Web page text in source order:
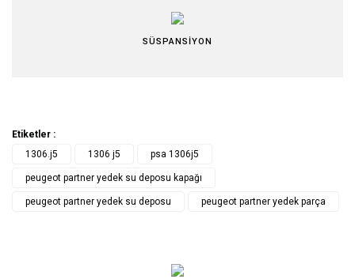
SÜSPANSİYON
Etiketler :
1306.j5
1306 j5 psa 1306j5
peugeot partner yedek su deposu kapağı
peugeot partner yedek su deposu peugeot partner yedek parça